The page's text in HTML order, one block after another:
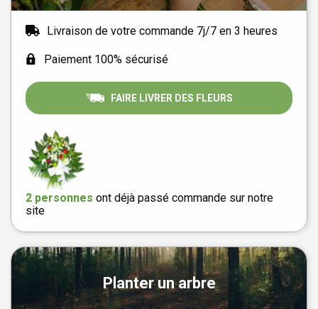
Livraison de votre commande 7j/7 en 3 heures
Paiement 100% sécurisé
FAIRE LIVRER DES FLEURS
2 personnes ont déjà passé commande sur notre
site
Planter un arbre